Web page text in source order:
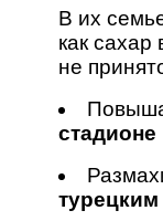
В их
как
не
стадионе